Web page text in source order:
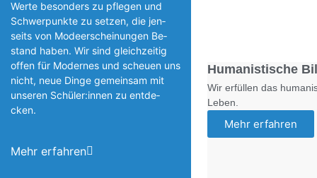
Werte besonders zu pflegen und
Schwerpunkte zu setzen, die jen­
seits von Modeerscheinungen Be­
stand haben. Wir sind gleichzeitig
offen für Modernes und scheuen uns
nicht, neue Dinge gemeinsam mit
unseren Schüler:innen zu entde­
cken.
Mehr erfahren
Humanistische
Wir erfüllen das
Leben.
Mehr erfahren